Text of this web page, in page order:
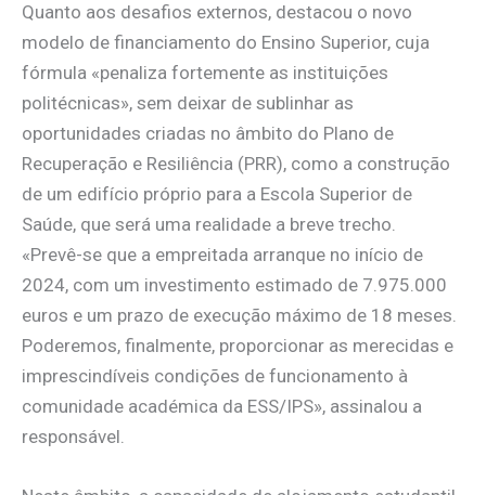
Quanto aos desafios externos, destacou o novo
modelo de financiamento do Ensino Superior, cuja
fórmula «penaliza fortemente as instituições
politécnicas», sem deixar de sublinhar as
oportunidades criadas no âmbito do Plano de
Recuperação e Resiliência (PRR), como a construção
de um edifício próprio para a Escola Superior de
Saúde, que será uma realidade a breve trecho.
«Prevê-se que a empreitada arranque no início de
2024, com um investimento estimado de 7.975.000
euros e um prazo de execução máximo de 18 meses.
Poderemos, finalmente, proporcionar as merecidas e
imprescindíveis condições de funcionamento à
comunidade académica da ESS/IPS», assinalou a
responsável.